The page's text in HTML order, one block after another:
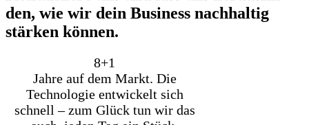
den, wie wir dein Busi­ness nach­hal­tig
stär­ken kön­nen.
8+1
Jahre auf dem Markt. Die
Technologie entwickelt sich
schnell – zum Glück tun wir das